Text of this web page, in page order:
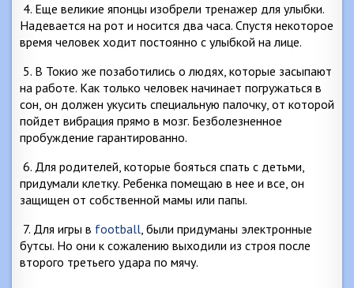
4. Еще великие японцы изобрели тренажер для улыбки.
Надевается на рот и носится два часа. Спустя некоторое
время человек ходит постоянно с улыбкой на лице.
5. В Токио же позаботились о людях, которые засыпают
на работе. Как только человек начинает погружаться в
сон, он должен укусить специальную палочку, от которой
пойдет вибрация прямо в мозг. Безболезненное
пробуждение гарантированно.
6. Для родителей, которые бояться спать с детьми,
придумали клетку. Ребенка помещаю в нее и все, он
защищен от собственной мамы или папы.
7. Для игры в football, были придуманы электронные
бутсы. Но они к сожалению выходили из строя после
второго третьего удара по мячу.